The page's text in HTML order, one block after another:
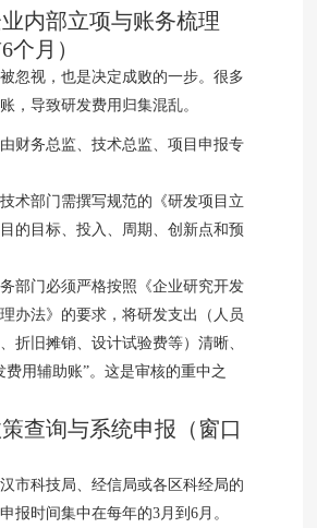
内部立项与账务梳理
个月）
忽视，也是决定成败的一步。很多
，导致研发费用归集混乱。
由财务总监、技术总监、项目申报专
技术部门需撰写规范的《研发项目立
的目标、投入、周期、创新点和预
部门必须严格按照《企业研究开发
办法》的要求，将研发支出（人员
折旧摊销、设计试验费等）清晰、
费用辅助账”。这是审核的重中之
查询与系统申报（窗口
市科技局、经信局或各区科经局的
报时间集中在每年的3月到6月。